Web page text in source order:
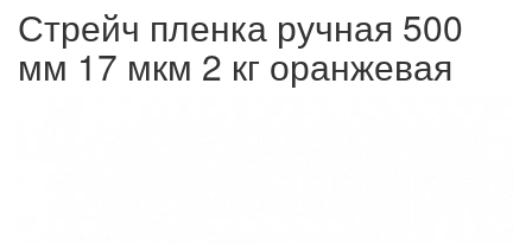
Стрейч пленка ручная 500
мм 17 мкм 2 кг оранжевая